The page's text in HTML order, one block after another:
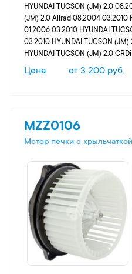
HYUNDAI TUCSON (JM) 2.0 08.2004 03.2010
(JM) 2.0 Allrad 08.2004 03.2010 HYUNDAI TUCSON (JM) 2.0 CRDi
01.2006 03.2010 HYUNDAI TUCSON (JM) 2.0 CRDi 01.2006
03.2010 HYUNDAI TUCSON (JM) 2.0 CRDi 01.2009 03.2010
HYUNDAI TUCSON (JM) 2.0
HYUNDAI TUCSON (JM) 2.0
HYUNDAI TUCSON (JM) 2.0
Цена от 3 200 руб.
MZZ0106
Мотор печки c крыльчаткой